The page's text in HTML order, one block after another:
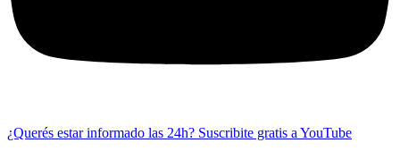
¿Querés estar informado las 24h? Suscribite gratis a YouTube